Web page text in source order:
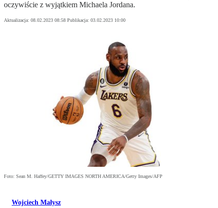
oczywiście z wyjątkiem Michaela Jordana.
Aktualizacja: 08.02.2023 08:58 Publikacja: 03.02.2023 10:00
Foto: Sean M. Haffey/GETTY IMAGES NORTH AMERICA/Getty Images/AFP
Wojciech Małysz